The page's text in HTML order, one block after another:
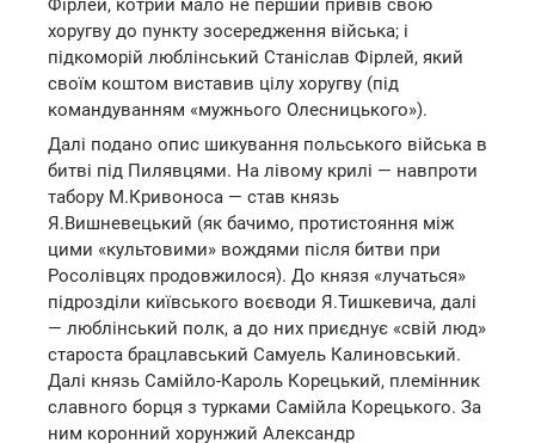
хоругву до пункту зосередження війська; і
підкоморій люблінський Станіслав Фірлей, який
своїм коштом виставив цілу хоругву (під
командуванням «мужнього Олесницького»).
Далі подано опис шикування польського війська в
битві під Пилявцями. На лівому крилі — навпроти
табору М.Кривоноса — став князь
Я.Вишневецький (як бачимо, протистояння між
цими «культовими» вождями після битви при
Росолівцях продовжилося). До князя «лучаться»
підрозділи київського воєводи Я.Тишкевича, далі
— люблінський полк, а до них приєднує «свій люд»
староста брацлавський Самуель Калиновський.
Далі князь Самійло-Кароль Корецький, племінник
славного борця з турками Самійла Корецького. За
ним коронний хорунжий Александр